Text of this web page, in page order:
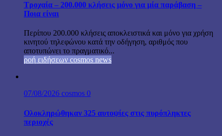
Τροχαία – 200.000 κλήσεις μόνο για μία παράβαση –
Ποια είναι
Περίπου 200.000 κλήσεις αποκλειστικά και μόνο για χρήση
κινητού τηλεφώνου κατά την οδήγηση, αριθμός που
αποτυπώνει το πραγματικό...
ροή ειδήσεων cosmos news
07/08/2026 cosmos 0
Ολοκληρώθηκαν 325 αυτοψίες στις πυρόπληκτες
περιοχές